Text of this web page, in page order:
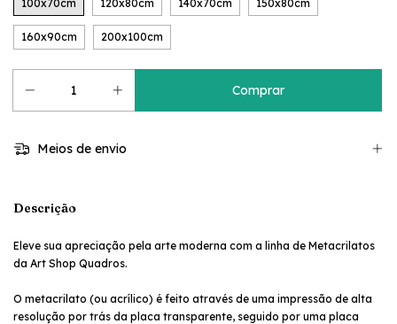
100x70cm 120x80cm 140x70cm 150x80cm
160x90cm 200x100cm
Meios de envio
Descrição
Eleve sua apreciação pela arte moderna com a linha de Metacrilatos
da Art Shop Quadros.
O metacrilato (ou acrílico) é feito através de uma impressão de alta
resolução por trás da placa transparente, seguido por uma placa